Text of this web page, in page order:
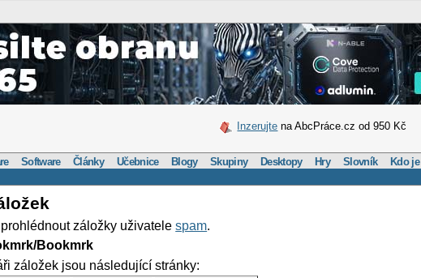
Inzerujte na AbcPráce.cz od 950 Kč
Software Články Učebnice Blogy Skupiny Desktopy Hry Slovník Kdo je
záložky uživatelespam.
Bookmrk
záložek jsou následující stránky: